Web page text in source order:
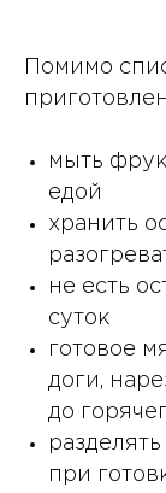
Помимо
мыть
едой
хранить
не есть
суток
готовое
доги,
до
при